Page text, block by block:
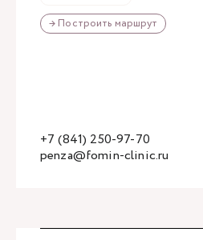
→ Построить маршрут
penza@fomin-clinic.ru
+7 (841) 250-97-70